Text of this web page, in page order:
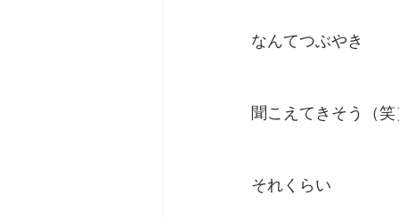
なんてつぶやき
聞こえてきそう（笑
それくらい